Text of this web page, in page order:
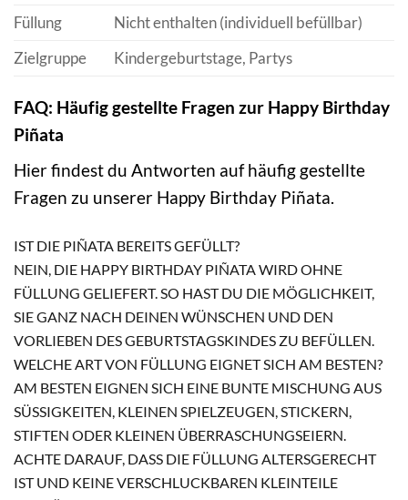
Füllung
Nicht enthalten (individuell befüllbar)
Zielgruppe
Kindergeburtstage, Partys
FAQ: Häufig gestellte Fragen zur Happy Birthday
Piñata
Hier findest du Antworten auf häufig gestellte
Fragen zu unserer Happy Birthday Piñata.
IST DIE PIÑATA BEREITS GEFÜLLT?
NEIN, DIE HAPPY BIRTHDAY PIÑATA WIRD OHNE
FÜLLUNG GELIEFERT. SO HAST DU DIE MÖGLICHKEIT,
SIE GANZ NACH DEINEN WÜNSCHEN UND DEN
VORLIEBEN DES GEBURTSTAGSKINDES ZU BEFÜLLEN.
WELCHE ART VON FÜLLUNG EIGNET SICH AM BESTEN?
AM BESTEN EIGNEN SICH EINE BUNTE MISCHUNG AUS
SÜSSIGKEITEN, KLEINEN SPIELZEUGEN, STICKERN, S
TIFTEN ODER KLEINEN ÜBERRASCHUNGSEIERN. A
CHTE DARAUF, DASS DIE FÜLLUNG ALTERSGERECHT I
ST UND KEINE VERSCHLUCKBAREN KLEINTEILE E